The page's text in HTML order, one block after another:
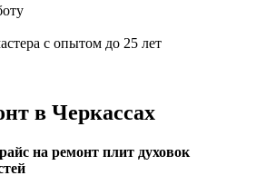
с опытом до 25 лет
в Черкассах
на ремонт плит духовок